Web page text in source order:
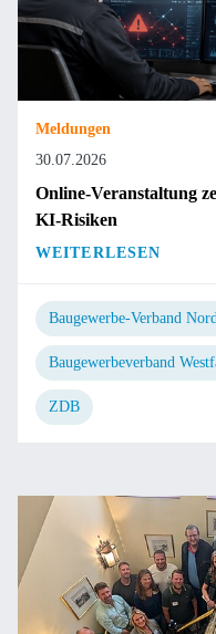
Meldungen
30.07.2026
Online-Veranstaltung
KI-Risiken
WEITERLESEN
Baugewerbe-Verband
Baugewerbeverband
ZDB